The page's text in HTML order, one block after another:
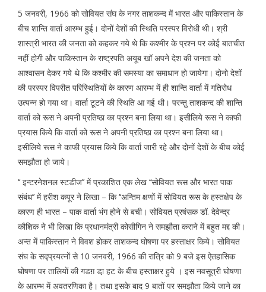
5 जनवरी, 1966 को सोवियत संघ के नगर ताशकन्द में भारत और पाकिस्तान के
बीच शान्ति वार्ता आरम्भ हुई। दोनों देशों की स्थिति परस्पर विरोधी थी। श्री
शास्त्री भारत की जनता को कहकर गये थे कि कश्मीर के प्रश्न पर कोई बातचीत
नहीं होगी और पाकिस्तान के राष्ट्रपति अयूब खॉ अपने देश की जनता को
आश्वासन देकर गये थे कि कश्मीर की समस्या का समाधान हो जायेगा। दोनो देशों
की परस्पर विपरीत परिस्थितियों के कारण आरम्भ में ही शान्ति वार्ता में गतिरोध
उत्पन्न हो गया था। वार्ता टूटने की स्थिति आ गई थी। परन्तु ताशकन्द की शान्ति
वार्ता को रूस ने अपनी प्रतिष्ठा का प्रश्न बना लिया था। इसीलिये रूस ने काफी
प्रयास किये कि वार्ता को रूस ने अपनी प्रतिष्ठा का प्रश्न बना लिया था।
इसीलिये रूस ने काफी प्रयास किये कि वार्ता जारी रहे और दोनों देशों के बीच कोई
समझौता हो जाये।
‘‘ इन्टरनेशनल स्टडीज’’ में प्रकाशित एक लेख ‘‘सोवियत रूस और भारत पाक
संबंध’’ में हरीश कपूर ने लिखा – कि ‘‘अन्तिम क्षणों में सोवियत रूस के हस्तक्षेप के
कारण ही भारत – पाक वार्ता भंग होने से बची। सोवियत प्रषंसक डॉ. देवेन्द्र
कौशिक ने भी लिखा कि प्रधानमंत्री कोसीगिन ने समझौता कराने में बहुत मद्द की।
अन्त में पाकिस्तान ने विवश होकर ताशकन्द घोषणा पर हस्ताक्षर किये। सोवियत
संघ के सद्प्रयत्नों से 10 जनवरी, 1966 की रात्रि को 9 बजे इस ऐतहासिक
घोषणा पर तालियों की गडग़ डा़ हट के बीच हस्ताक्षर हुये । इस नवसूत्री घोषणा
के आरम्भ में अवतरणिका है। तथा इसके बाद 9 बातों पर समझौता किये जाने का